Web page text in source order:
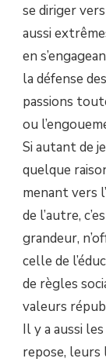
se diriger
aussi
en
la défense
passions
ou
Si autant de
quelque
menant vers
de l’autre,
grandeur,
celle de
de règles
valeurs
Il y a aussi
repose, leurs